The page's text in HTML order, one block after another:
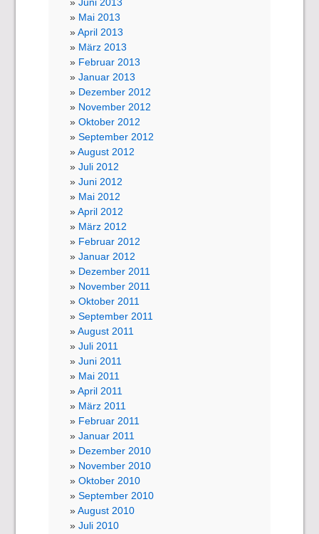
Juni 2013
Mai 2013
April 2013
März 2013
Februar 2013
Januar 2013
Dezember 2012
November 2012
Oktober 2012
September 2012
August 2012
Juli 2012
Juni 2012
Mai 2012
April 2012
März 2012
Februar 2012
Januar 2012
Dezember 2011
November 2011
Oktober 2011
September 2011
August 2011
Juli 2011
Juni 2011
Mai 2011
April 2011
März 2011
Februar 2011
Januar 2011
Dezember 2010
November 2010
Oktober 2010
September 2010
August 2010
Juli 2010